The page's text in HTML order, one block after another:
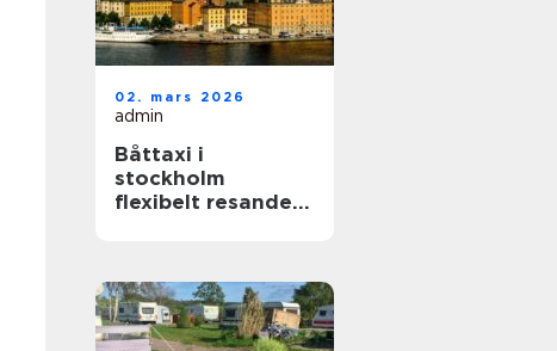
02. mars 2026
admin
Båttaxi i
stockholm
flexibelt resande i